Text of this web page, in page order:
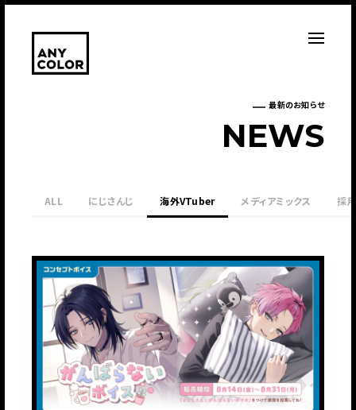
最新のお知らせ
NEWS
ALL にじさんじ 海外VTuber メディアミックス 採用